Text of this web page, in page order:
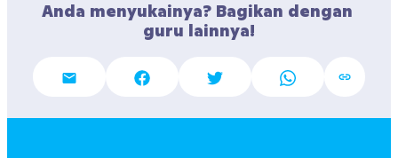
Anda menyukainya? Bagikan dengan
guru lainnya!